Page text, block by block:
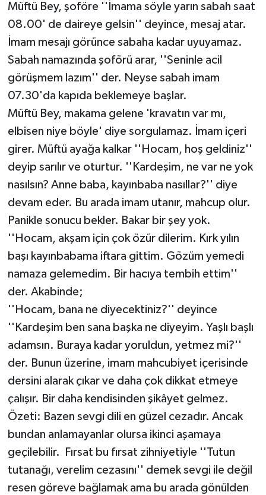
Müftü Bey, şoföre ''İmama söyle yarın sabah saat
08.00' de daireye gelsin'' deyince, mesaj atar.
İmam mesajı görünce sabaha kadar uyuyamaz.
Sabah namazında şoförü arar, ''Seninle acil
görüşmem lazım'' der. Neyse sabah imam
07.30'da kapıda beklemeye başlar.
Müftü Bey, makama gelene 'kravatın var mı,
elbisen niye böyle' diye sorgulamaz. İmam içeri
girer. Müftü ayağa kalkar ''Hocam, hoş geldiniz''
deyip sarılır ve oturtur. ''Kardeşim, ne var ne yok
nasılsın? Anne baba, kayınbaba nasıllar?'' diye
devam eder. Bu arada imam utanır, mahcup olur.
Panikle sonucu bekler. Bakar bir şey yok.
''Hocam, akşam için çok özür dilerim. Kırk yılın
başı kayınbabama iftara gittim. Gözüm yemedi
namaza gelemedim. Bir hacıya tembih ettim''
der. Akabinde;
''Hocam, bana ne diyecektiniz?'' deyince
''Kardeşim ben sana başka ne diyeyim. Yaşlı başlı
adamsın. Buraya kadar yoruldun, yetmez mi?''
der. Bunun üzerine, imam mahcubiyet içerisinde
dersini alarak çıkar ve daha çok dikkat etmeye
çalışır. Bir daha kendisinden şikâyet gelmez.
Özeti: Bazen sevgi dili en güzel cezadır. Ancak
bundan anlamayanlar olursa ikinci aşamaya
geçilebilir. Fırsat bu fırsat zihniyetiyle ''Tutun
tutanağı, verelim cezasını'' demek sevgi ile değil
resen göreve bağlamak ama bu arada gönülden